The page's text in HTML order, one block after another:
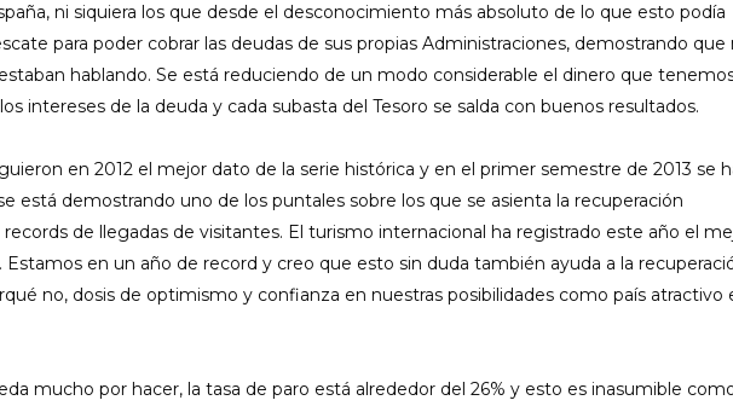
Y
ni siquiera los que desde el desconocimiento más absoluto de lo que esto podía
para poder cobrar las deudas de sus propias Administraciones, demostrando que
hablando. Se está reduciendo de un modo considerable el dinero que
intereses de la deuda y cada subasta del Tesoro se salda con buenos resultados.
en 2012 el mejor dato de la serie histórica y en el primer semestre de 2013 se
está demostrando uno de los puntales sobre los que se asienta la recuperación
de llegadas de visitantes. El turismo internacional ha registrado este año el
Estamos en un año de record y creo que esto sin duda también ayuda a la
no, dosis de optimismo y confianza en nuestras posibilidades como país atractivo
mucho por hacer, la tasa de paro está alrededor del 26% y esto es inasumible